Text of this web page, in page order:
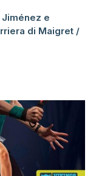
Jiménez e
di Maigret /